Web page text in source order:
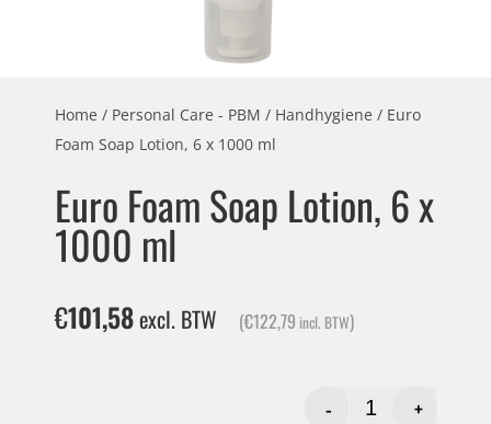
Home / Personal Care - PBM / Handhygiene / Euro
Foam Soap Lotion, 6 x 1000 ml
Euro Foam Soap Lotion, 6 x
1000 ml
€101,58excl. BTW (€122,79 incl. BTW)
-
+